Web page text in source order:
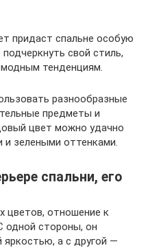
придаст спальне особую
свой стиль,
тенденциям.
разнообразные
предметы и
цвет можно удачно
зелеными оттенками.
спальни, его
цветов, отношение к
одной стороны, он
яркостью, а с другой —